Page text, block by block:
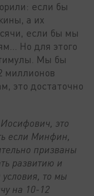
если бы
а их
если бы мы
Но для этого
Мы бы
миллионов
это достаточно
это
если Минфин,
призваны
развитию и
то мы
на 10-12